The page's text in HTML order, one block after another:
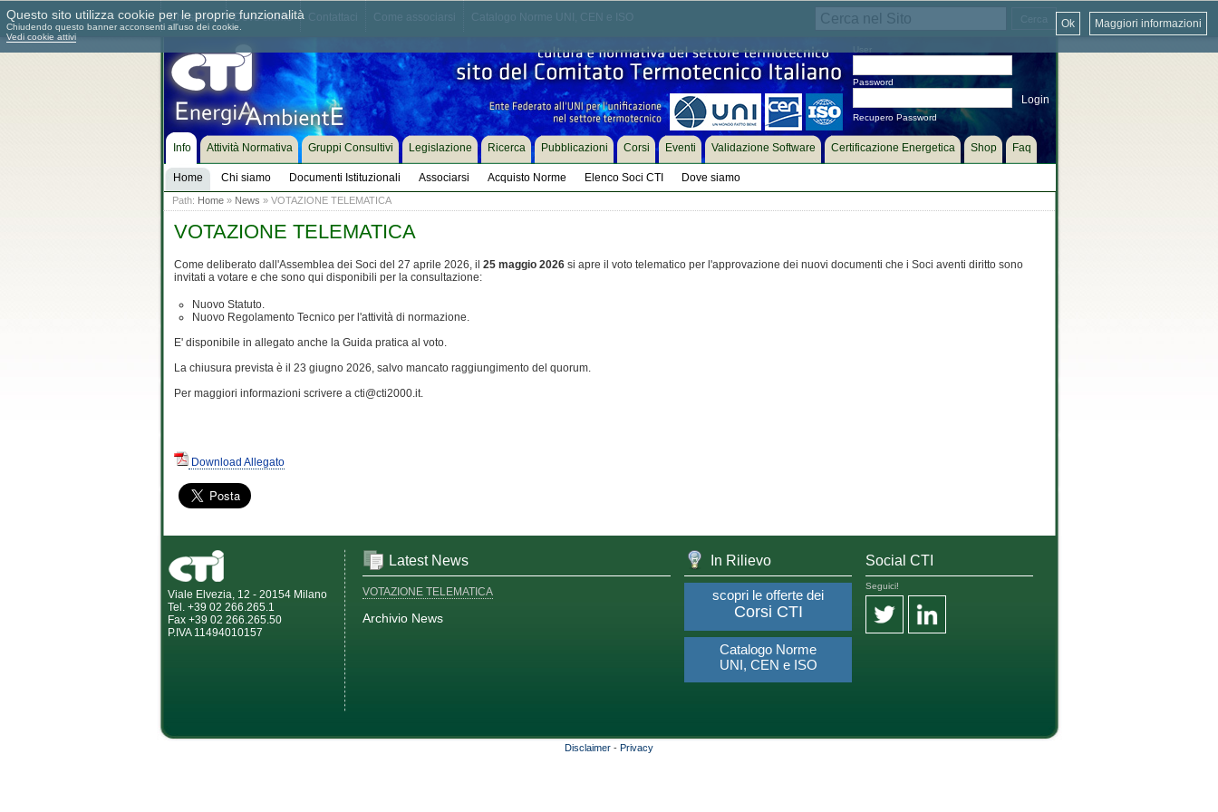
Chi siamo Dove siamo
Password
Recupero Password
Info
Home Chi siamo Documenti Istituzionali Associarsi Acquisto Norme Elenco Soci CTI Dove siamo
Attività Normativa Gruppi Consultivi Legislazione Ricerca Pubblicazioni Corsi Eventi Validazione Software Certificazione Energetica Shop Faq
Path: Home» News » VOTAZIONE TELEMATICA
VOTAZIONE TELEMATICA
Come deliberato dall'Assemblea dei Soci del 27 aprile 2026, il 25 maggio 2026si apre il voto telematico per l'approvazione dei nuovi documenti che i Soci aventi diritto sono
invitati a votare e che sono qui disponibili per la consultazione:
Nuovo Statuto.
Nuovo Regolamento Tecnico per l'attività di normazione.
E' disponibile in allegato anche la Guida pratica al voto.
La chiusura prevista è il 23 giugno 2026, salvo mancato raggiungimento del quorum.
Per maggiori informazioni scrivere a cti@cti2000.it.
Download Allegato
Viale Elvezia, 12 - 20154 Milano
Tel. +39 02 266.265.1
Fax +39 02 266.265.50
P.IVA 11494010157
Latest News
VOTAZIONE TELEMATICA
Archivio News
In Rilievo
scopri le offerte dei
Corsi CTI
Catalogo Norme
UNI, CEN e ISO
Social CTI
Seguici!
Disclaimer - Privacy
Questo sito utilizza cookie per le proprie funzionalità
Chiudendo questo banner acconsenti all'uso dei cookie.
Vedi cookie attivi
Maggiori informazioni
Ok